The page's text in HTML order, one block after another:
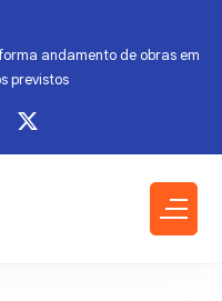
andamento de obras em
previstos